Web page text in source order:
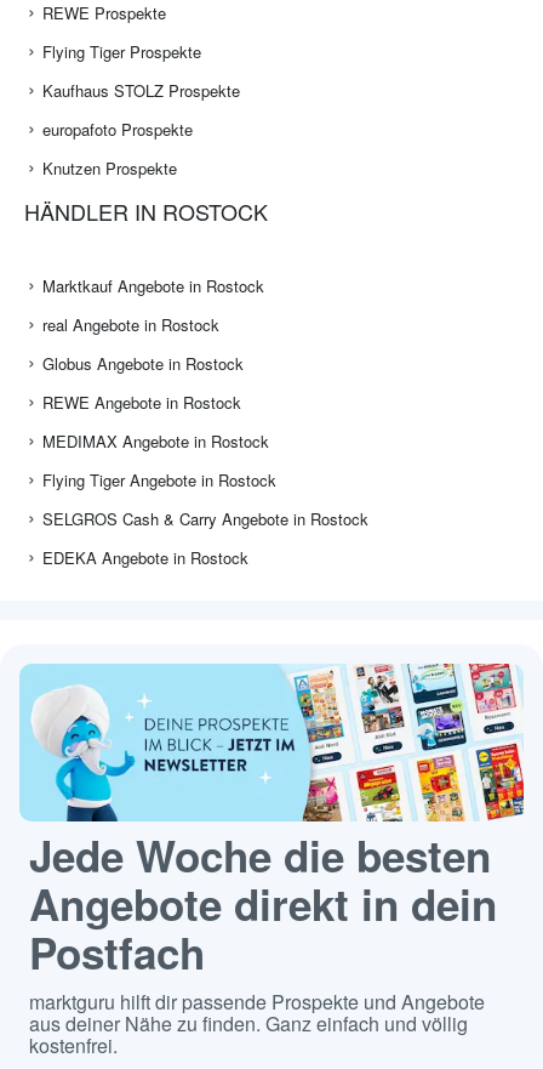
REWE Prospekte
Flying Tiger Prospekte
Kaufhaus STOLZ Prospekte
europafoto Prospekte
Knutzen Prospekte
HÄNDLER IN ROSTOCK
Marktkauf Angebote in Rostock
real Angebote in Rostock
Globus Angebote in Rostock
REWE Angebote in Rostock
MEDIMAX Angebote in Rostock
Flying Tiger Angebote in Rostock
SELGROS Cash & Carry Angebote in Rostock
EDEKA Angebote in Rostock
Jede Woche die besten
Angebote direkt in dein
Postfach
marktguru hilft dir passende Prospekte und Angebote
aus deiner Nähe zu finden. Ganz einfach und völlig
kostenfrei.